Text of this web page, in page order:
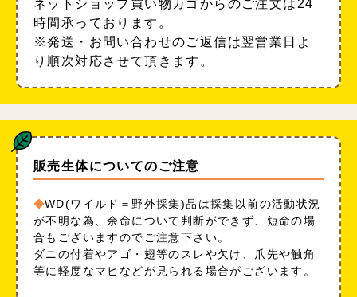
ネットショップ買い物カゴからのご注文は24
時間承っております。
※発送・お問い合わせのご返信は翌営業日よ
り順次対応させて頂きます。
販売生体についてのご注意
WD(ワイルド＝野外採集)品は採集以前の活動状況
が不明な為、余命について判断ができず、短命の場
合もございますのでご注意下さい。
ダニの付着やアゴ・翅等のスレや欠け、爪先や触角
等に軽度なマヒなどが見られる場合がございます。